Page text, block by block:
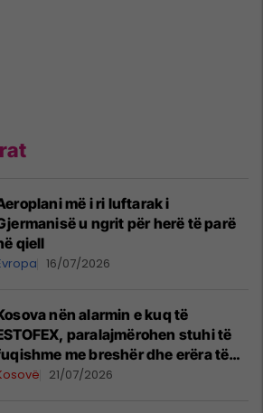
më i ri luftarak i
u ngrit për herë të parë
qiell
16/07/2026
nën alarmin e kuq të
paralajmërohen stuhi të
me breshër dhe erëra të
21/07/2026